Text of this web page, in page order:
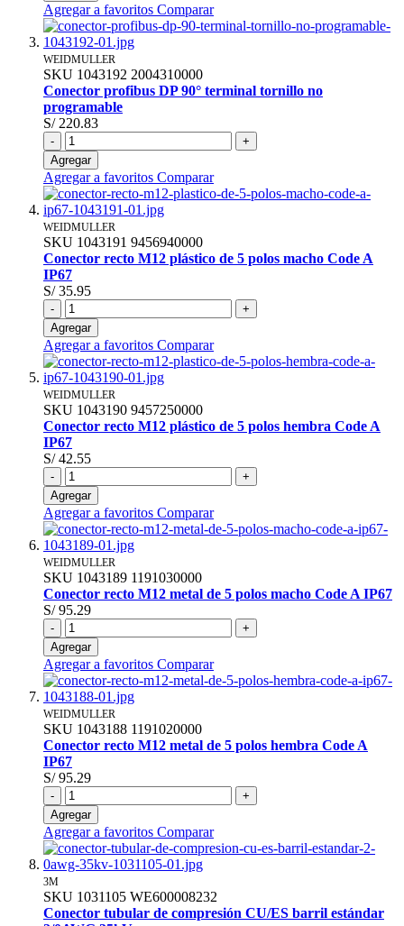
Agregar a favoritos Comparar
WEIDMULLER
SKU 1043192 2004310000
Conector profibus DP 90° terminal tornillo no
programable
S/ 220.83
-
+
Agregar
Agregar a favoritos Comparar
WEIDMULLER
SKU 1043191 9456940000
Conector recto M12 plástico de 5 polos macho Code A
IP67
S/ 35.95
-
+
Agregar
Agregar a favoritos Comparar
WEIDMULLER
SKU 1043190 9457250000
Conector recto M12 plástico de 5 polos hembra Code A
IP67
S/ 42.55
-
+
Agregar
Agregar a favoritos Comparar
WEIDMULLER
SKU 1043189 1191030000
Conector recto M12 metal de 5 polos macho Code A IP67
S/ 95.29
-
+
Agregar
Agregar a favoritos Comparar
WEIDMULLER
SKU 1043188 1191020000
Conector recto M12 metal de 5 polos hembra Code A
IP67
S/ 95.29
-
+
Agregar
Agregar a favoritos Comparar
3M
SKU 1031105 WE600008232
Conector tubular de compresión CU/ES barril estándar